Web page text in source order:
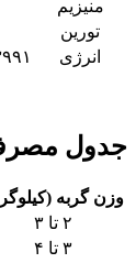
منیزیم
تورین
انرژی
۳۹۹۱ کیلوکالری در
جدول
وزن گربه
۲ تا ۳
۳ تا ۴